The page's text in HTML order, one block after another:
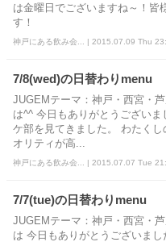
は金曜日でございますね～！皆
す！
神戸にある飲み会... | 2015.07.09 Thu
7/8(wed)の日替わりmenu
JUGEMテーマ：神戸・西宮・
は^^ 今日もありがとうございま
ケ部を見てきました。 わたく
オリティが高...
神戸にある飲み会... | 2015.07.07 Tue
7/7(tue)の日替わりmenu
JUGEMテーマ：神戸・西宮・
は 今日もありがとうございま